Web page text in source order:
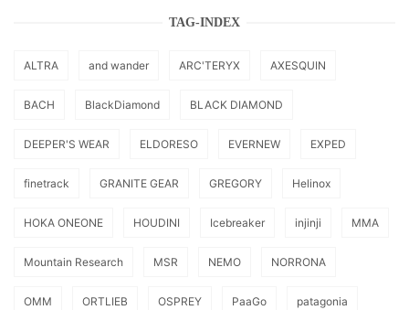
TAG-INDEX
ALTRA and wander ARC'TERYX AXESQUIN
BACH BlackDiamond BLACK DIAMOND
DEEPER'S WEAR ELDORESO EVERNEW EXPED
finetrack GRANITE GEAR GREGORY Helinox
HOKA ONEONE HOUDINI Icebreaker injinji MMA
Mountain Research MSR NEMO NORRONA
OMM ORTLIEB OSPREY PaaGo patagonia